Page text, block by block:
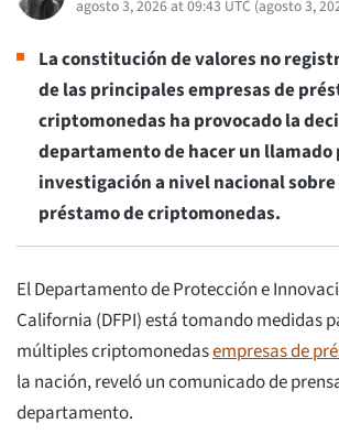
agosto 3, 2026 at 09:43 UTC (agosto 3,
La constitución de valores no
de las principales empresas de
criptomonedas ha provocado la
departamento de hacer un llamado
investigación a nivel nacional
préstamo de criptomonedas.
El Departamento de Protección e
California (DFPI) está tomando medidas
múltiples criptomonedasempresas de
la nación, reveló un comunicado de
departamento.